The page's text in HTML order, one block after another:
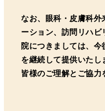
なお、眼科・皮膚科
ーション、訪問リハ
院につきましては、今
を継続して提供いたし
皆様のご理解とご協力